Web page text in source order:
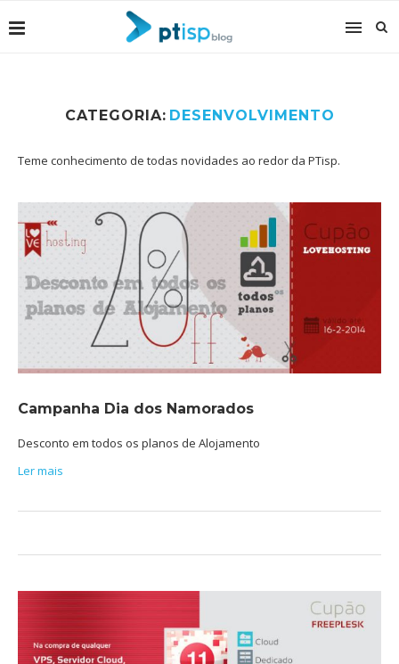
CATEGORIA: DESENVOLVIMENTO
Teme conhecimento de todas novidades ao redor da PTisp.
Campanha Dia dos Namorados
Desconto em todos os planos de Alojamento
Ler mais